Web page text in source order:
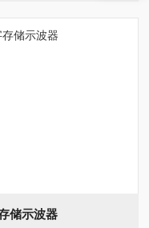
储示波器